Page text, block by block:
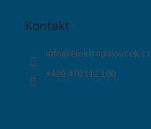
Kontakt
info@elektropaloucek.cz
+420 476 112 100